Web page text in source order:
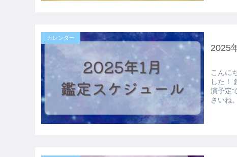
カレンダー
2025
こんにちは、占
した！ 鑑定スケジュールと言いつつ、今月は占い以外のイベントにも出
演予定です。 詳細は決まり次第お伝えしま